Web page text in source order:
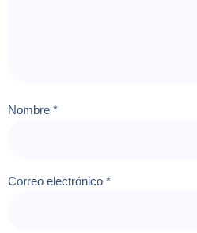
Nombre *
Correo electrónico *